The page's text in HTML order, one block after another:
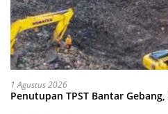
1 Agustus 2026
Penutupan TPST Bantar